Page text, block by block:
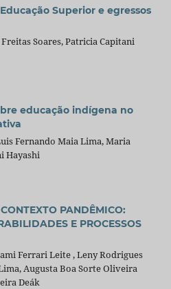
Superior e egressos
Soares, Patricia Capitani
educação indígena no
Fernando Maia Lima, Maria
Hayashi
PANDÊMICO:
E PROCESSOS
Ferrari Leite , Leny Rodrigues
Augusta Boa Sorte Oliveira
Deák